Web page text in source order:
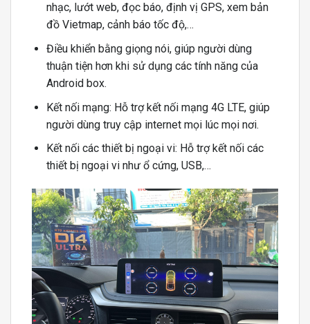
nhạc, lướt web, đọc báo, định vị GPS, xem bản
đồ Vietmap, cảnh báo tốc độ,…
Điều khiển bằng giọng nói, giúp người dùng
thuận tiện hơn khi sử dụng các tính năng của
Android box.
Kết nối mạng: Hỗ trợ kết nối mạng 4G LTE, giúp
người dùng truy cập internet mọi lúc mọi nơi.
Kết nối các thiết bị ngoại vi: Hỗ trợ kết nối các
thiết bị ngoại vi như ổ cứng, USB,…